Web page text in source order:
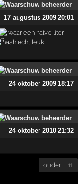
17 augustus 2009 20:01
waar een halve liter
haah echt leuk
24 oktober 2009 18:17
24 oktober 2010 21:32
ouder ≡ 11